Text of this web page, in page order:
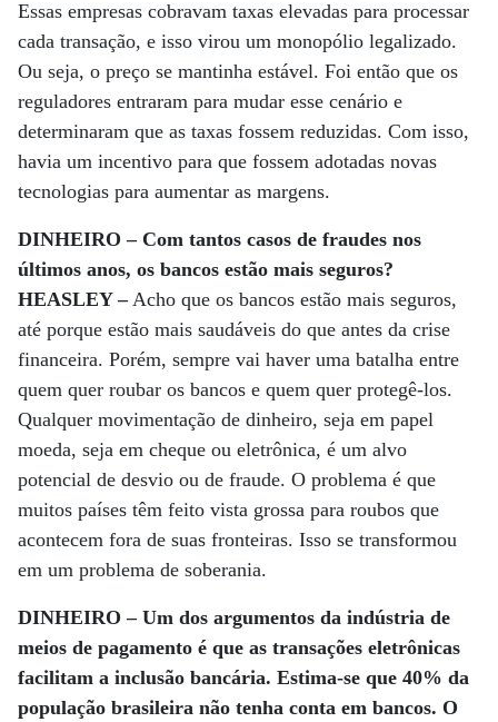
Essas empresas cobravam taxas elevadas para processar
cada transação, e isso virou um monopólio legalizado.
Ou seja, o preço se mantinha estável. Foi então que os
reguladores entraram para mudar esse cenário e
determinaram que as taxas fossem reduzidas. Com isso,
havia um incentivo para que fossem adotadas novas
tecnologias para aumentar as margens.
DINHEIRO – Com tantos casos de fraudes nos
últimos anos, os bancos estão mais seguros?
HEASLEY –Acho que os bancos estão mais seguros,
até porque estão mais saudáveis do que antes da crise
financeira. Porém, sempre vai haver uma batalha entre
quem quer roubar os bancos e quem quer protegê-los.
Qualquer movimentação de dinheiro, seja em papel
moeda, seja em cheque ou eletrônica, é um alvo
potencial de desvio ou de fraude. O problema é que
muitos países têm feito vista grossa para roubos que
acontecem fora de suas fronteiras. Isso se transformou
em um problema de soberania.
DINHEIRO – Um dos argumentos da indústria de
meios de pagamento é que as transações eletrônicas
facilitam a inclusão bancária. Estima-se que 40% da
população brasileira não tenha conta em bancos. O